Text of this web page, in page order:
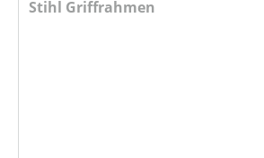
Stihl Griffrahmen